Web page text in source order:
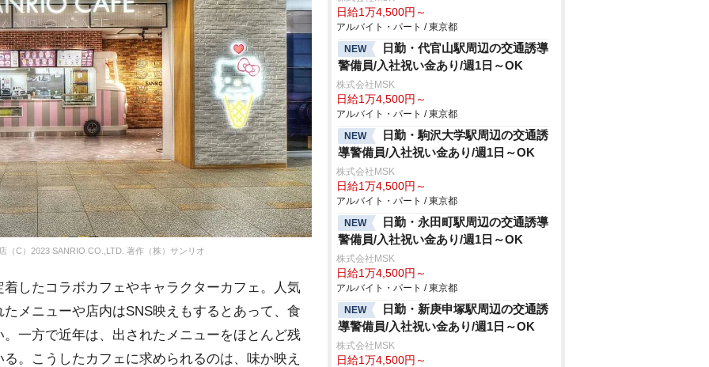
C）2023 SANRIO CO.,LTD. 著作（株）サンリオ
したコラボカフェやキャラクターカフェ。人気
メニューや店内はSNS映えもするとあって、食
一方で近年は、出されたメニューをほとんど残
。こうしたカフェに求められるのは、味か映え
日給1万4,500円～
アルバイト・パート / 東京都
NEW
日勤・代官山駅周辺の交通誘導
警備員/入社祝い金あり/週1日～OK
株式会社MSK
日給1万4,500円～
アルバイト・パート / 東京都
NEW
日勤・駒沢大学駅周辺の交通誘
導警備員/入社祝い金あり/週1日～OK
株式会社MSK
日給1万4,500円～
アルバイト・パート / 東京都
NEW
日勤・永田町駅周辺の交通誘導
警備員/入社祝い金あり/週1日～OK
株式会社MSK
日給1万4,500円～
アルバイト・パート / 東京都
NEW
日勤・新庚申塚駅周辺の交通誘
導警備員/入社祝い金あり/週1日～OK
株式会社MSK
日給1万4,500円～